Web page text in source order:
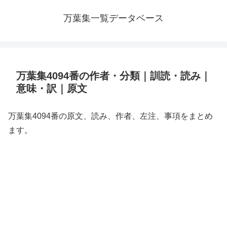
万葉集一覧データベース
万葉集4094番の作者・分類｜訓読・読み｜
意味・訳｜原文
万葉集4094番の原文、読み、作者、左注、事項をまとめ
ます。